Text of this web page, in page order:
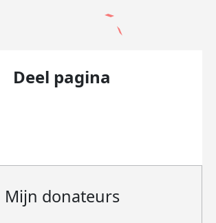
Deel pagina
Mijn donateurs